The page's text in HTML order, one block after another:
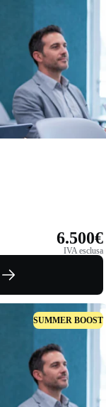
6.500€
IVA esclusa
SUMMER BOOST